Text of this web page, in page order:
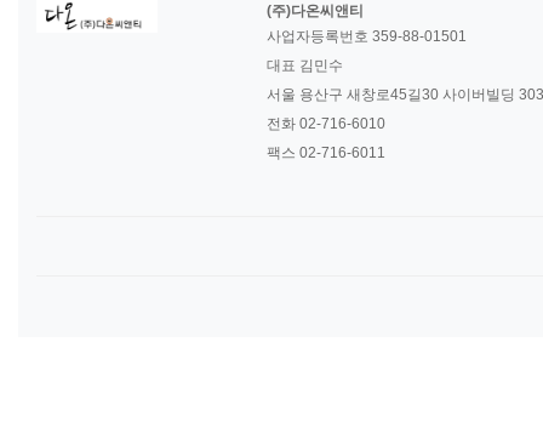
(주)다온씨앤티
사업자등록번호 359-88-01501
대표 김민수
서울 용산구 새창로45길30 사이버빌딩
전화 02-716-6010
팩스 02-716-6011